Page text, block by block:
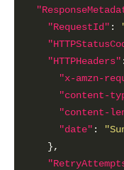
"RequestId" :
"HTTPHeaders"
"x-amzn-
"content-
"content-
"date" :